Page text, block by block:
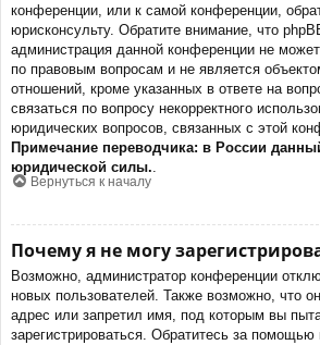
конференции, или к самой конференции,
юрисконсульту. Обратите внимание, что
администрация данной конференции не
по правовым вопросам и не является
отношений, кроме указанных в ответе на
связаться по вопросу некорректного
юридических вопросов, связанных с этой
Примечание переводчика: в России
юридической силы.
Вернуться к началу
Почему я не могу
Возможно, администратор конференции
новых пользователей. Также возможно, что
адрес или запретил имя, под которым вы
зарегистрироваться. Обратитесь за помощью